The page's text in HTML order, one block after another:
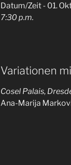
Datum/Zeit - 01.
7:30 p.m.
Variationen
Cosel Palais,
Ana-Marija